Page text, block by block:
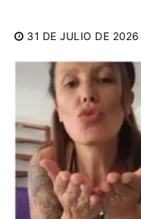
31 DE JULIO DE 2026